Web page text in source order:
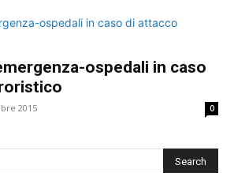
ospedali in caso
2015 0